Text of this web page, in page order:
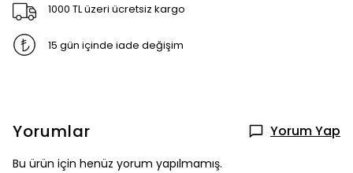
1000 TL üzeri ücretsiz kargo
15 gün içinde iade değişim
Yorumlar Yorum Yap
Bu ürün için henüz yorum yapılmamış.